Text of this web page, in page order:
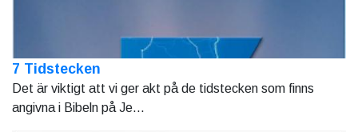
7 Tidstecken
Det är viktigt att vi ger akt på de tidstecken som finns
angivna i Bibeln på Je...